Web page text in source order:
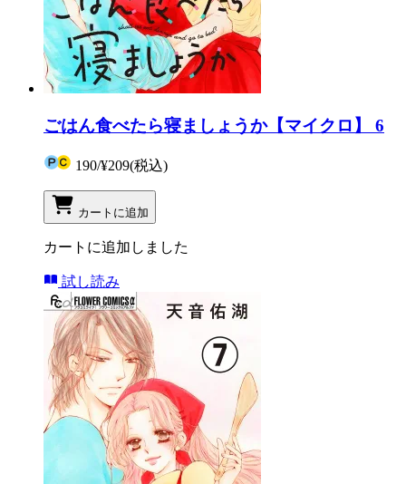
ごはん食べたら寝ましょうか【マイクロ】 6
190/¥209(税込)
カートに追加
カートに追加しました
試し読み